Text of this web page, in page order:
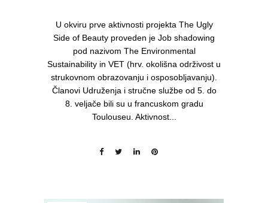
U okviru prve aktivnosti projekta The Ugly
Side of Beauty proveden je Job shadowing
pod nazivom The Environmental
Sustainability in VET (hrv. okolišna održivost u
strukovnom obrazovanju i osposobljavanju).
Članovi Udruženja i stručne službe od 5. do
8. veljače bili su u francuskom gradu
Toulouseu. Aktivnost...